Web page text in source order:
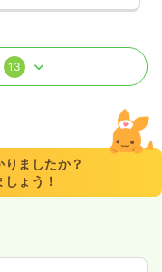
可
第二新卒可
13
ましたか？
ょう！